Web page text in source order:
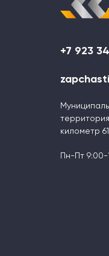
+7 923
километр
Пн-Пт 9:00-